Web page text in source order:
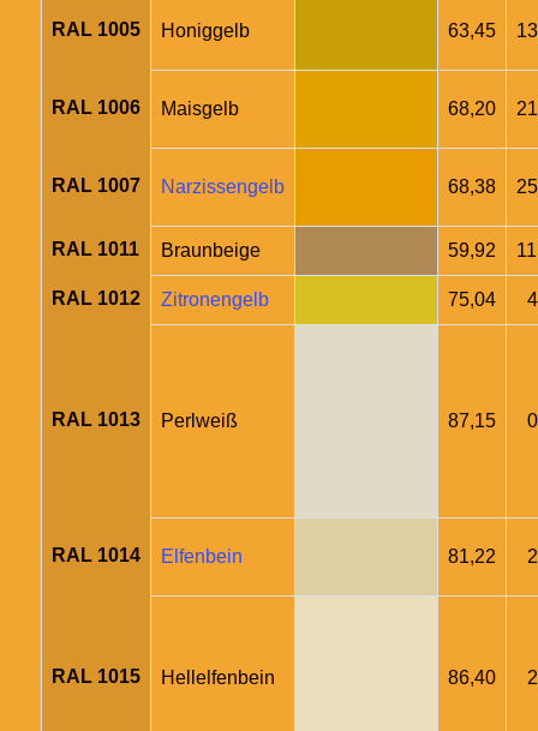
RAL 1005 Honiggelb 63,45
RAL 1006 Maisgelb 68,20
RAL 1007 Narzissengelb 68,38
RAL 1011 Braunbeige 59,92
RAL 1012 Zitronengelb 75,04
RAL 1013 Perlweiß 87,15
RAL 1014 Elfenbein 81,22
RAL 1015 Hellelfenbein 86,40